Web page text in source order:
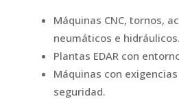
Máquinas CNC, tornos,
neumáticos e hidráulicos.
Plantas EDAR con
Máquinas con
seguridad.